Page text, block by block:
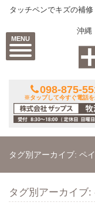
MENU
タッチペンでキズの
沖縄
098-875-
※タップして今すぐ電話を
タグ別アーカイブ: ペ
タグ別アーカイブ: